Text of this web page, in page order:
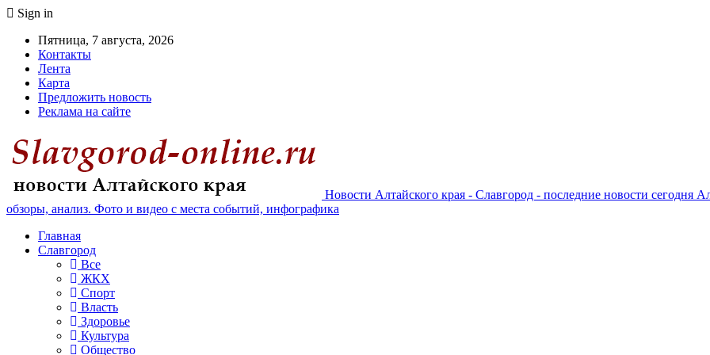
Sign in
Пятница, 7 августа, 2026
Контакты
Лента
Карта
Предложить новость
Реклама на сайте
Новости Алтайского края - Славгород - последние новости сегодня
обзоры, анализ. Фото и видео с места событий, инфографика
Главная
Славгород
Все
ЖКХ
Спорт
Власть
Здоровье
Культура
Общество